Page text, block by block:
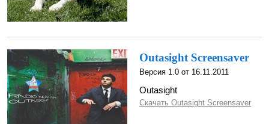
Outasight Screensaver
Версия 1.0 от 16.11.2011
Outasight
Скачать Outasight Screensaver